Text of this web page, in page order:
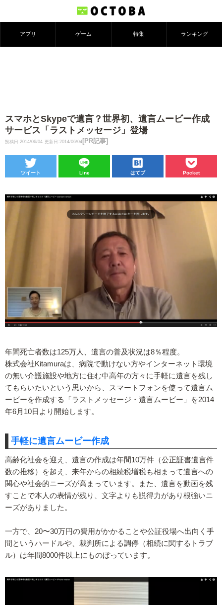
アプリ ゲーム 特集 ランキング
スマホとSkypeで遺言？世界初、遺言ムービー作成
サービス「ラストメッセージ」登場
投稿日:2014/06/04 更新日:2014/06/04 [PR記事]
ツイート Line はてブ Pocket
年間死亡者数は125万人、遺言の普及状況は8％程度。
株式会社Kitamuraは、病院で動けない⽅やインターネット環境
の無い介護施設や地⽅に住む中⾼年の⽅々に手軽に遺言を残し
てもらいたいという思いから、スマートフォンを使って遺言ム
ービーを作成する「ラストメッセージ・遺⾔ムービー」を2014
年6月10日より開始します。
手軽に遺言ムービー作成
高齢化社会を迎え、遺言の作成は年間10万件（公正証書遺⾔件
数の推移）を超え、来年からの相続税増税も相まって遺言への
関心や社会的ニーズが高まっています。また、遺言を動画を残
すことで本人の表情が残り、文字よりも説得力があり根強いニ
ーズがありました。
一方で、20〜30万円の費用がかかることや公証役場へ出向く手
間というハードルや、裁判所による調停（相続に関するトラブ
ル）は年間8000件以上にものぼっています。